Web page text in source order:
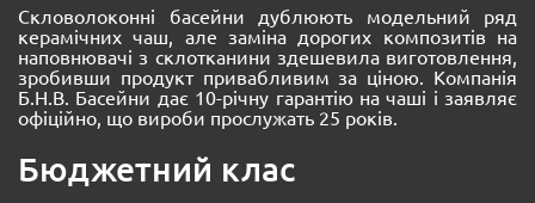
Скловолоконні басейни дублюють модельний ряд
керамічних чаш, але заміна дорогих композитів на
наповнювачі з склотканини здешевила виготовлення,
зробивши продукт привабливим за ціною. Компанія
Б.Н.В. Басейни дає 10-річну гарантію на чаші і заявляє
офіційно, що вироби прослужать 25 років.
Бюджетний клас